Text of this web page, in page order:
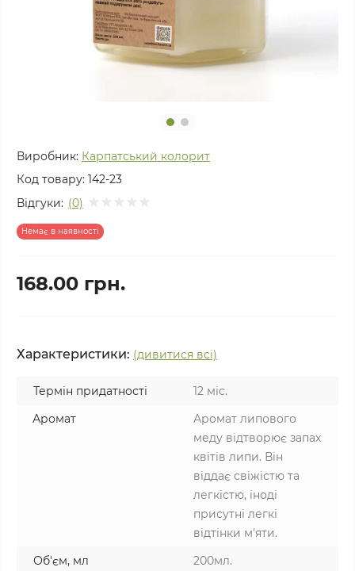
Виробник: Карпатський колорит
Код товару: 142-23
Відгуки: (0)
Немає в наявності
168.00 грн.
Характеристики: (дивитися всі)
Термін придатності
12 міс.
Аромат
Аромат липового
меду відтворює запах
квітів липи. Він
віддає свіжістю та
легкістю, іноді
присутні легкі
відтінки м'яти.
Об'єм, мл
200мл.